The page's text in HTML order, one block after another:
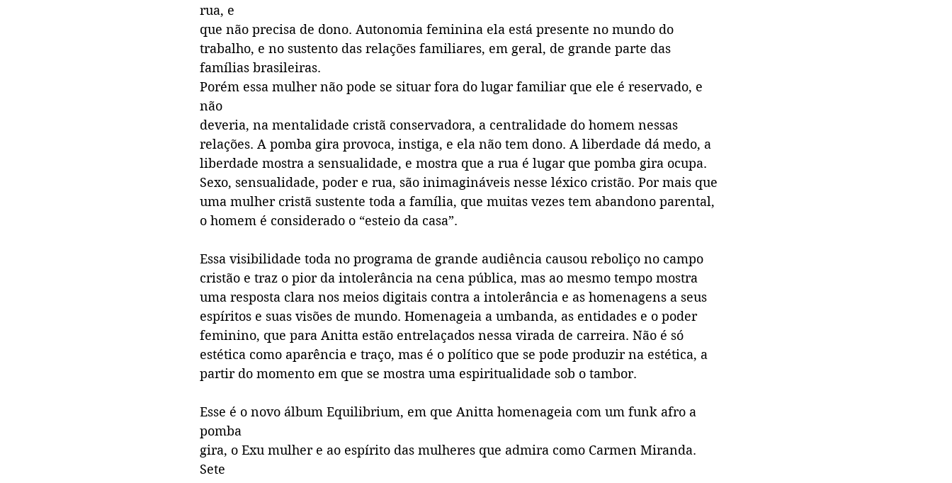
rua, e
que não precisa de dono. Autonomia feminina ela está presente no mundo do
trabalho, e no sustento das relações familiares, em geral, de grande parte das
famílias brasileiras.
Porém essa mulher não pode se situar fora do lugar familiar que ele é reservado, e
não
deveria, na mentalidade cristã conservadora, a centralidade do homem nessas
relações. A pomba gira provoca, instiga, e ela não tem dono. A liberdade dá medo, a
liberdade mostra a sensualidade, e mostra que a rua é lugar que pomba gira ocupa.
Sexo, sensualidade, poder e rua, são inimagináveis nesse léxico cristão. Por mais que
uma mulher cristã sustente toda a família, que muitas vezes tem abandono parental,
o homem é considerado o “esteio da casa”.
Essa visibilidade toda no programa de grande audiência causou reboliço no campo
cristão e traz o pior da intolerância na cena pública, mas ao mesmo tempo mostra
uma resposta clara nos meios digitais contra a intolerância e as homenagens a seus
espíritos e suas visões de mundo. Homenageia a umbanda, as entidades e o poder
feminino, que para Anitta estão entrelaçados nessa virada de carreira. Não é só
estética como aparência e traço, mas é o político que se pode produzir na estética, a
partir do momento em que se mostra uma espiritualidade sob o tambor.
Esse é o novo álbum Equilibrium, em que Anitta homenageia com um funk afro a
pomba
gira, o Exu mulher e ao espírito das mulheres que admira como Carmen Miranda.
Sete